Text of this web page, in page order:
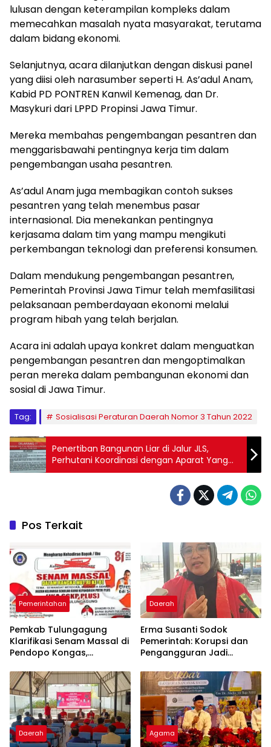
lulusan dengan keterampilan kompleks dalam
memecahkan masalah nyata masyarakat, terutama
dalam bidang ekonomi.
Selanjutnya, acara dilanjutkan dengan diskusi panel
yang diisi oleh narasumber seperti H. As’adul Anam,
Kabid PD PONTREN Kanwil Kemenag, dan Dr.
Masykuri dari LPPD Propinsi Jawa Timur.
Mereka membahas pengembangan pesantren dan
menggarisbawahi pentingnya kerja tim dalam
pengembangan usaha pesantren.
As’adul Anam juga membagikan contoh sukses
pesantren yang telah menembus pasar
internasional. Dia menekankan pentingnya
kerjasama dalam tim yang mampu mengikuti
perkembangan teknologi dan preferensi konsumen.
Dalam mendukung pengembangan pesantren,
Pemerintah Provinsi Jawa Timur telah memfasilitasi
pelaksanaan pemberdayaan ekonomi melalui
program hibah yang telah berjalan.
Acara ini adalah upaya konkret dalam menguatkan
pengembangan pesantren dan mengoptimalkan
peran mereka dalam pembangunan ekonomi dan
sosial di Jawa Timur.
Tag: Sosialisasi Peraturan Daerah Nomor 3 Tahun 2022
Penertiban Bangunan Liar di Jalur JLS,
Perhutani Koordinasi dengan Aparat Yang
Berwenang
Pos Terkait
Pemerintahan
Pemkab Tulungagung
Klarifikasi Senam Massal di
Pendopo Kongas,
Resmi Daerah
Daerah
Erma Susanti Sodok
Pemerintah: Korupsi dan
Pengangguran Jadi
Daerah Agama